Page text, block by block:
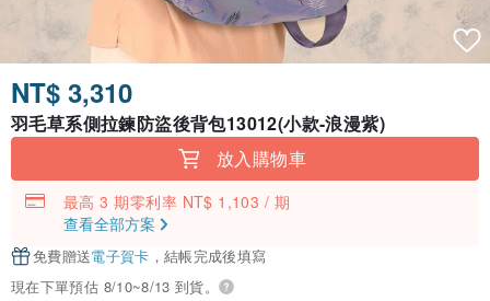
NT$ 3,310
羽毛草系側拉鍊防盜後背包13012(小款-浪漫紫)
放入購物車
最高 3 期零利率 NT$ 1,103 / 期
查看全部方案
免費贈送電子賀卡 ，結帳完成後填寫
現在下單預估 8/10~8/13 到貨。